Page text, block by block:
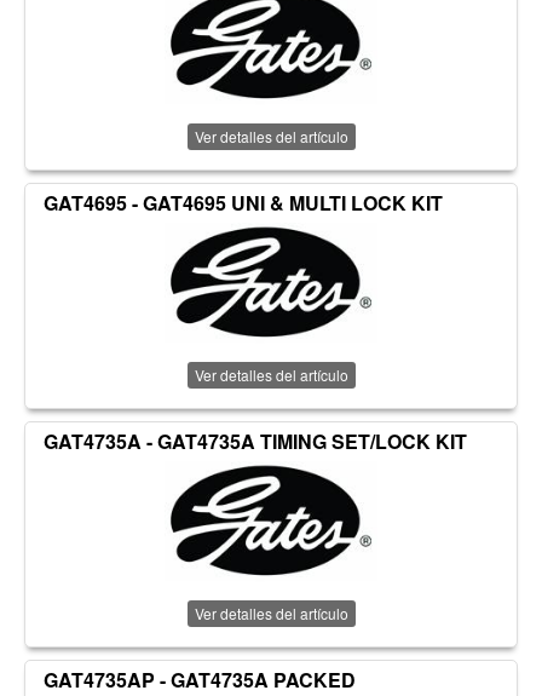
Ver detalles del artículo
GAT4695 - GAT4695 UNI & MULTI LOCK KIT
Ver detalles del artículo
GAT4735A - GAT4735A TIMING SET/LOCK KIT
Ver detalles del artículo
GAT4735AP - GAT4735A PACKED